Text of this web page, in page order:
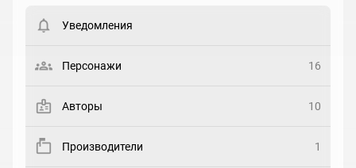
Статус
Рейтинг
Уведомления
Персонажи 16
Авторы 10
Производители 1